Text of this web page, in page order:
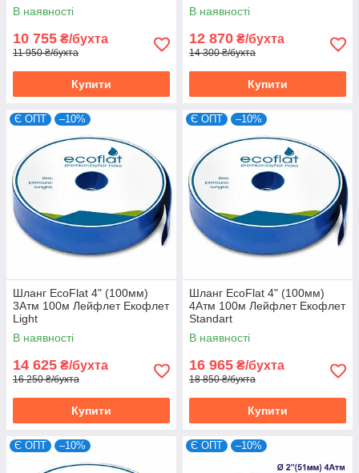
В наявності
10 755 ₴/бухта
11 950 ₴/бухта
Купити
В наявності
12 870 ₴/бухта
14 300 ₴/бухта
Купити
Є ОПТ –10%
Шланг EcoFlat 4" (100мм)
3Атм 100м Лейфлет Екофлет
Light
В наявності
14 625 ₴/бухта
16 250 ₴/бухта
Купити
Є ОПТ –10%
Шланг EcoFlat 4" (100мм)
4Атм 100м Лейфлет Екофлет
Standart
В наявності
16 965 ₴/бухта
18 850 ₴/бухта
Купити
Є ОПТ –10% Є ОПТ –10%